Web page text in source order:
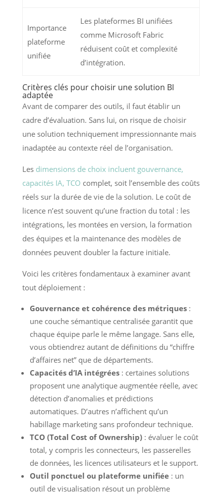
Importance
plateforme
unifiée
Les plateformes BI unifiées
comme Microsoft Fabric
réduisent coût et complexité
d’intégration.
Critères clés pour choisir une solution BI
adaptée
Avant de comparer des outils, il faut établir un
cadre d’évaluation. Sans lui, on risque de choisir
une solution techniquement impressionnante mais
inadaptée au contexte réel de l’organisation.
Les dimensions de choix incluent gouvernance,
capacités IA, TCO complet, soit l’ensemble des coûts
réels sur la durée de vie de la solution. Le coût de
licence n’est souvent qu’une fraction du total : les
intégrations, les montées en version, la formation
des équipes et la maintenance des modèles de
données peuvent doubler la facture initiale.
Voici les critères fondamentaux à examiner avant
tout déploiement :
Gouvernance et cohérence des métriques:
une couche sémantique centralisée garantit que
chaque équipe parle le même langage. Sans elle,
vous obtiendrez autant de définitions du “chiffre
d’affaires net” que de départements.
Capacités d’IA intégrées: certaines solutions
proposent une analytique augmentée réelle, avec
détection d’anomalies et prédictions
automatiques. D’autres n’affichent qu’un
habillage marketing sans profondeur technique.
TCO (Total Cost of Ownership): évaluer le coût
total, y compris les connecteurs, les passerelles
de données, les licences utilisateurs et le support.
Outil ponctuel ou plateforme unifiée: un
outil de visualisation résout un problème